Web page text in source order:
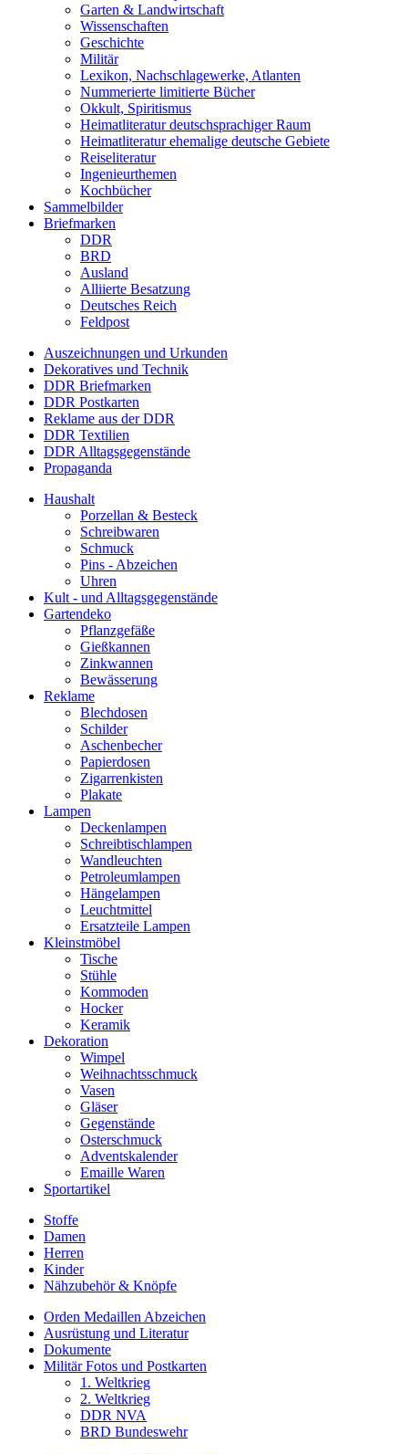
Garten & Landwirtschaft
Wissenschaften
Geschichte
Militär
Lexikon, Nachschlagewerke, Atlanten
Nummerierte limitierte Bücher
Okkult, Spiritismus
Heimatliteratur deutschsprachiger Raum
Heimatliteratur ehemalige deutsche Gebiete
Reiseliteratur
Ingenieurthemen
Kochbücher
Sammelbilder
Briefmarken
DDR
BRD
Ausland
Alliierte Besatzung
Deutsches Reich
Feldpost
Auszeichnungen und Urkunden
Dekoratives und Technik
DDR Briefmarken
DDR Postkarten
Reklame aus der DDR
DDR Textilien
DDR Alltagsgegenstände
Propaganda
Haushalt
Porzellan & Besteck
Schreibwaren
Schmuck
Pins - Abzeichen
Uhren
Kult - und Alltagsgegenstände
Gartendeko
Pflanzgefäße
Gießkannen
Zinkwannen
Bewässerung
Reklame
Blechdosen
Schilder
Aschenbecher
Papierdosen
Zigarrenkisten
Plakate
Lampen
Deckenlampen
Schreibtischlampen
Wandleuchten
Petroleumlampen
Hängelampen
Leuchtmittel
Ersatzteile Lampen
Kleinstmöbel
Tische
Stühle
Kommoden
Hocker
Keramik
Dekoration
Wimpel
Weihnachtsschmuck
Vasen
Gläser
Gegenstände
Osterschmuck
Adventskalender
Emaille Waren
Sportartikel
Stoffe
Damen
Herren
Kinder
Nähzubehör & Knöpfe
Orden Medaillen Abzeichen
Ausrüstung und Literatur
Dokumente
Militär Fotos und Postkarten
1. Weltkrieg
2. Weltkrieg
DDR NVA
BRD Bundeswehr